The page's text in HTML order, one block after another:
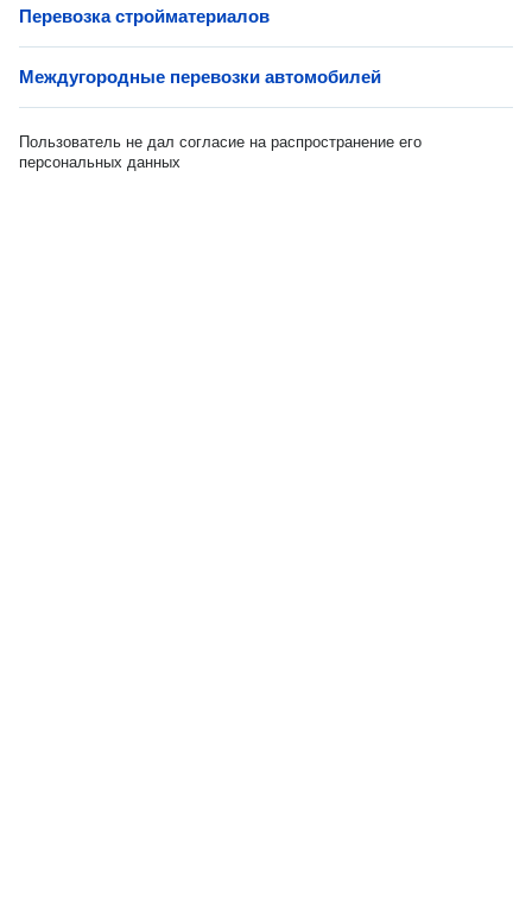
Перевозка стройматериалов
Междугородные перевозки автомобилей
Пользователь не дал согласие на распространение его
персональных данных